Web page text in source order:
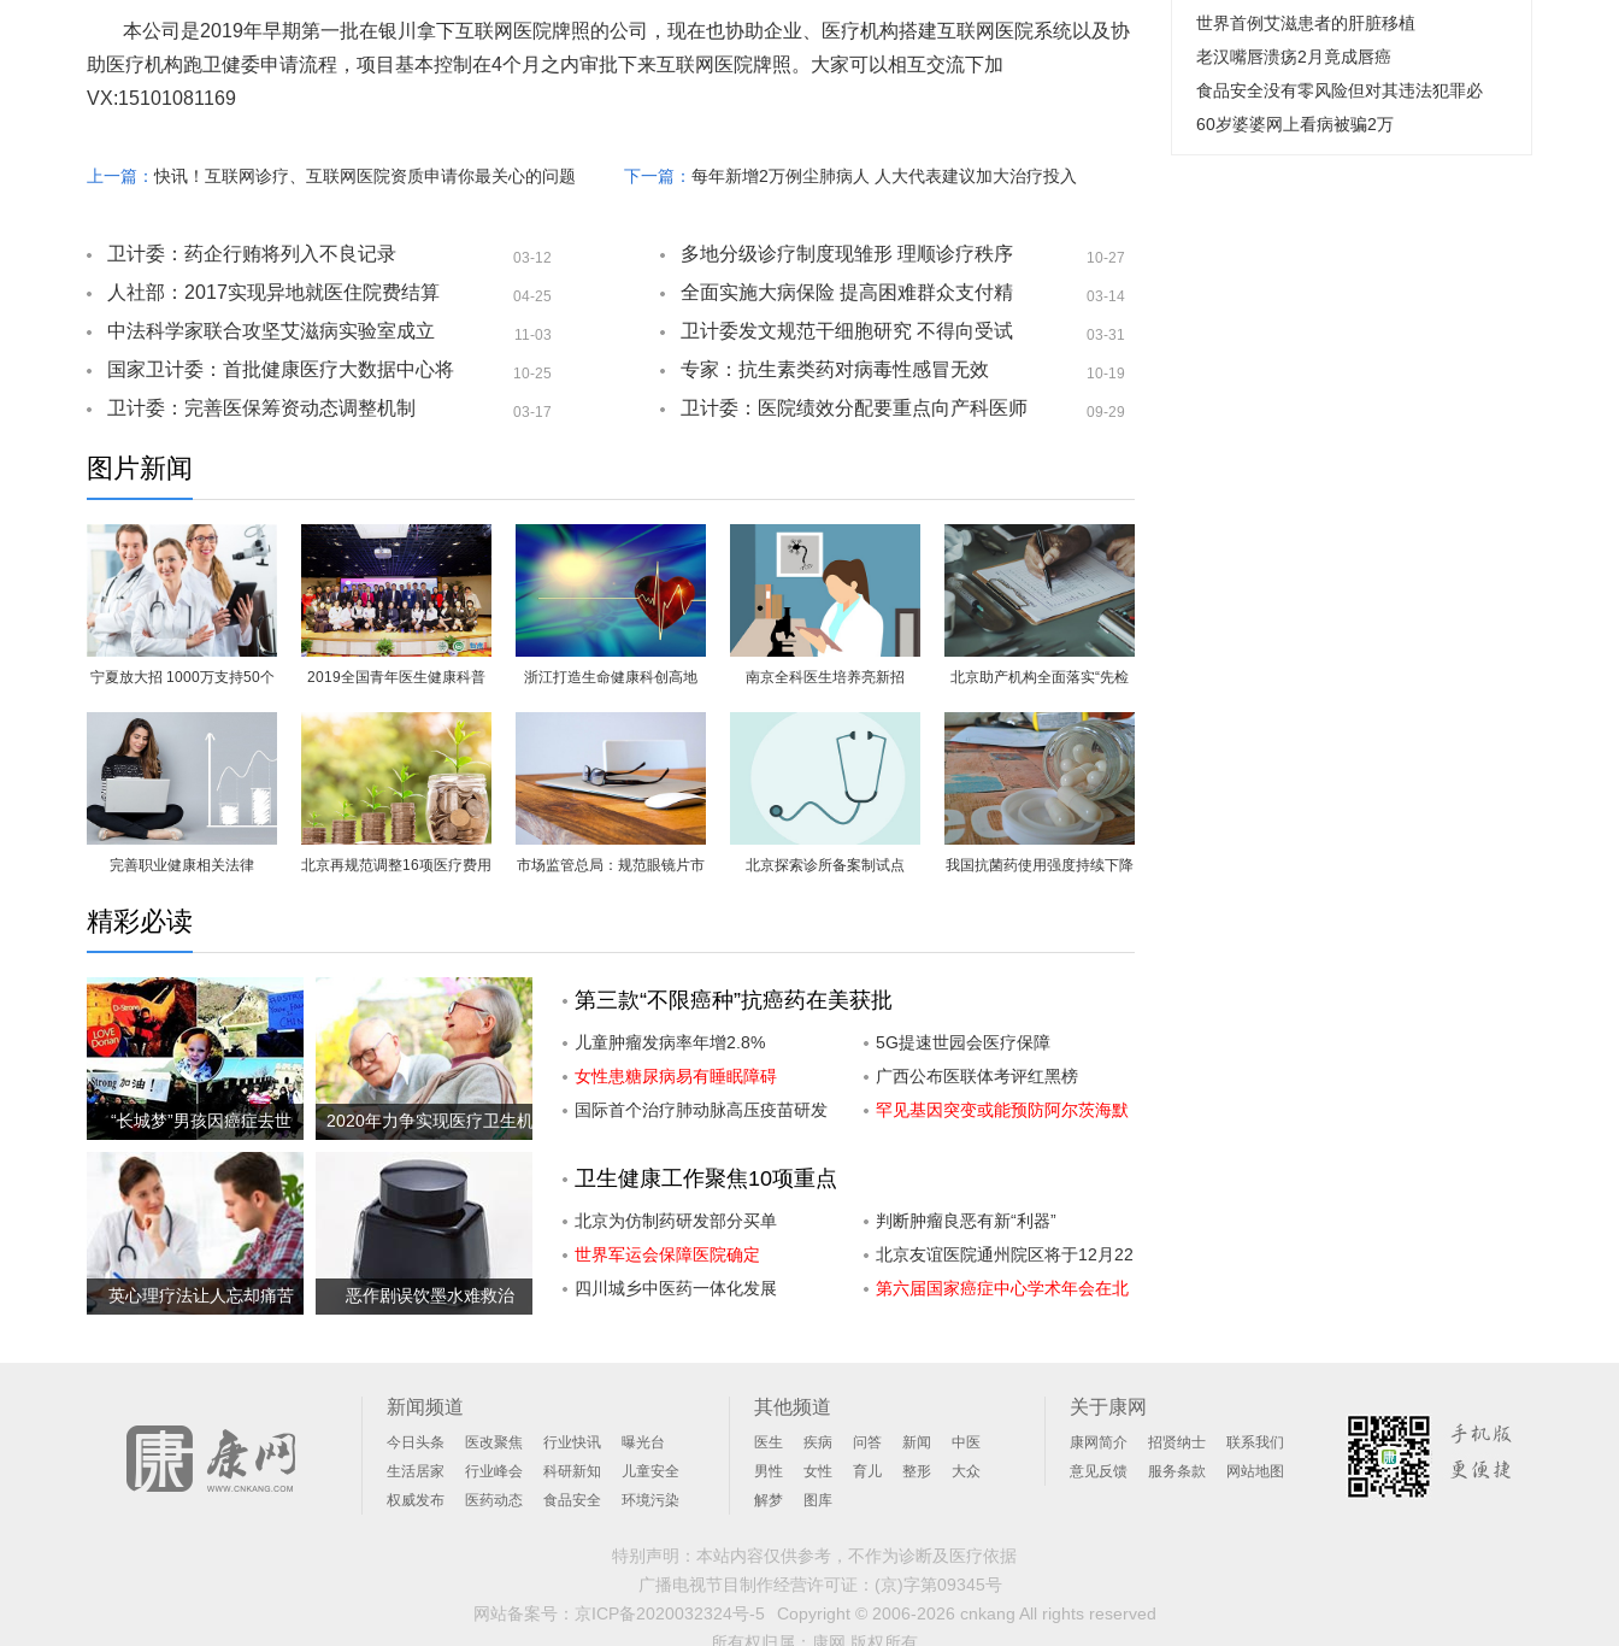
本公司是2019年早期第一批在银川拿下互联网医院牌照的公司，现在也协助企业、医疗机构搭建互联网医院系统以及协
助医疗机构跑卫健委申请流程，项目基本控制在4个月之内审批下来互联网医院牌照。大家可以相互交流下加
VX:15101081169
上一篇：快讯！互联网诊疗、互联网医院资质申请你最关心的问题
下一篇： 每年新增2万例尘肺病人 人大代表建议加大治疗投入
卫计委：药企行贿将列入不良记录 03-12
多地分级诊疗制度现雏形 理顺诊疗秩序
或成难点
10-27
人社部：2017实现异地就医住院费结算 04-25
全面实施大病保险 提高困难群众支付精
准性
03-14
中法科学家联合攻坚艾滋病实验室成立 11-03
卫计委发文规范干细胞研究 不得向受试
者收费
03-31
国家卫计委：首批健康医疗大数据中心将
在这六个省市试点
10-25 专家：抗生素类药对病毒性感冒无效 10-19
卫计委：完善医保筹资动态调整机制 03-17
卫计委：医院绩效分配要重点向产科医师
09-29
图片新闻
宁夏放大招 1000万支持50个
2019全国青年医生健康科普
行
浙江打造生命健康科创高地 南京全科医生培养亮新招
北京助产机构全面落实“先检
完善职业健康相关法律 北京再规范调整16项医疗费用
市场监管总局：规范眼镜片市
北京探索诊所备案制试点 我国抗菌药使用强度持续下降
精彩必读
“长城梦”男孩因癌症去世
2020年力争实现医疗卫生机
英心理疗法让人忘却痛苦 恶作剧误饮墨水难救治
第三款“不限癌种”抗癌药在美获批
儿童肿瘤发病率年增2.8%
5G提速世园会医疗保障
女性患糖尿病易有睡眠障碍
广西公布医联体考评红黑榜
国际首个治疗肺动脉高压疫苗研发
罕见基因突变或能预防阿尔茨海默
卫生健康工作聚焦10项重点
北京为仿制药研发部分买单
判断肿瘤良恶有新“利器”
世界军运会保障医院确定
北京友谊医院通州院区将于12月22
日试开
四川城乡中医药一体化发展
第六届国家癌症中心学术年会在北
世界首例艾滋患者的肝脏移植
老汉嘴唇溃疡2月竟成唇癌
食品安全没有零风险但对其违法犯罪必
须“零容忍”
60岁婆婆网上看病被骗2万
新闻频道
今日头条 医改聚焦 行业快讯
曝光台
生活居家
行业峰会 科研新知
儿童安全
权威发布
医药动态 食品安全 环境污染
其他频道
医生 疾病 问答 新闻
中医
男性
女性 育儿 整形
大众
解梦
图库
关于康网
康网简介 招贤纳士
联系我们
意见反馈
服务条款 网站地图
特别声明：本站内容仅供参考，不作为诊断及医疗依据
广播电视节目制作经营许可证： (京)字第09345号
网站备案号： 京ICP备2020032324号-5
Copyright © 2006-2026 cnkang All rights reserved